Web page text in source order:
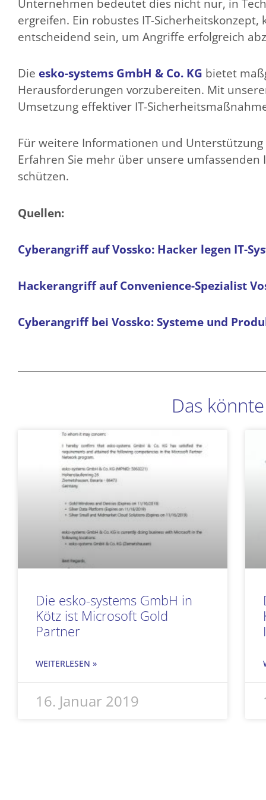
Unternehmen bedeutet dies nicht nur, in
ergreifen. Ein robustes IT-
entscheidend sein, um Angriffe erfolgreich
Die esko-systems GmbH & Co. KG bietet
Herausforderungen vorzubereiten. Mit
Umsetzung effektiver IT-
Für weitere Informationen und Unterstützung
Erfahren Sie mehr über unsere
schützen.
Quellen:
Cyberangriff auf Vossko: Hacker legen IT-
Hackerangriff auf Convenience-Spezialist
Cyberangriff bei Vossko: Systeme und
Das
Die esko-systems GmbH in
Kötz ist Microsoft Gold
Partner
WEITERLESEN »
16. Januar 2019